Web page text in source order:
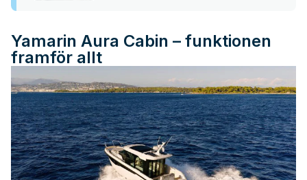
Yamarin Aura Cabin – funktionen
framför allt